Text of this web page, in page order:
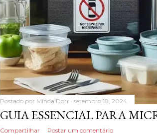
Postado por Minda Dorr setembro 18, 2024
GUIA ESSENCIAL PARA
Compartilhar Postar um comentário